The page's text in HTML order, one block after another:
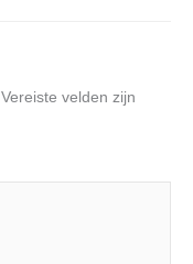
Vereiste velden zijn